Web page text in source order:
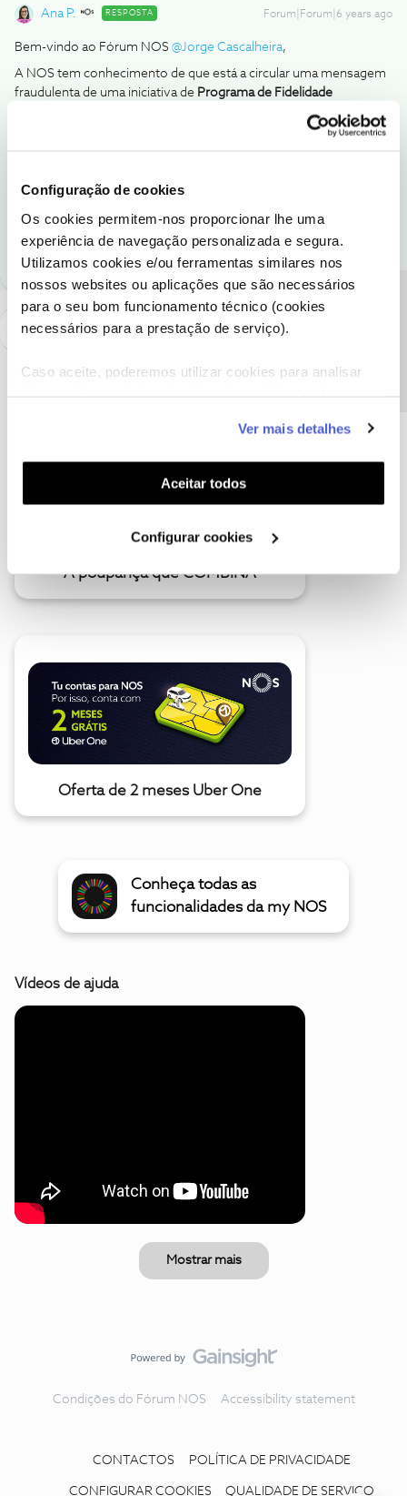
Configuração de cookies
Os cookies permitem-nos proporcionar lhe uma
experiência de navegação personalizada e segura.
Utilizamos cookies e/ou ferramentas similares nos
nossos websites ou aplicações que são necessários
para o seu bom funcionamento técnico (cookies
necessários para a prestação de serviço).
Caso aceite, poderemos utilizar cookies para analisar
funcionalidades (cookies de personalização e
funcionalidade) e adaptar anúncios aos seus interesses
(cookies de publicidade personalizada). Pode gerir a
utilização dos cookies clicando em "Configurar
Ver mais detalhes
Aceitar todos
Configurar cookies
Ana P. RESPOSTA Forum|Forum|6 years ago
Bem-vindo ao Fórum NOS @Jorge Cascalheira,
A NOS tem conhecimento de que está a circular uma mensagem
fraudulenta de uma iniciativa de Programa de Fidelidade
Pedimos que não compactue com essas iniciativas. Saiba o
Ajude a comunidade a encontrar informação relevante. Marque
A poupança que COMBINA
Oferta de 2 meses Uber One
Conheça todas as
funcionalidades da my NOS
Vídeos de ajuda
Mostrar mais
Condições do Fórum NOS Accessibility statement
CONTACTOS POLÍTICA DE PRIVACIDADE
CONFIGURAR COOKIES QUALIDADE DE SERVIÇO